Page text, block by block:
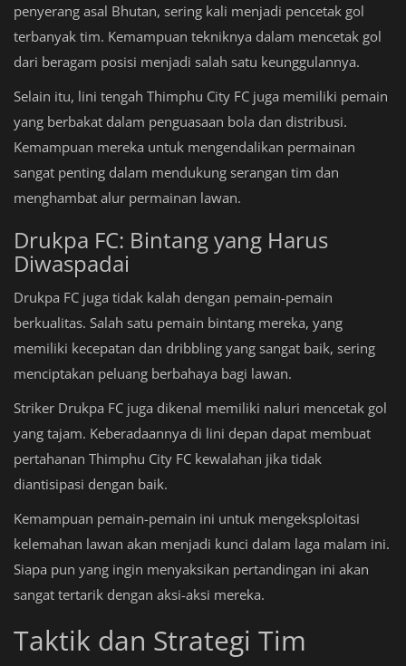
penyerang asal Bhutan, sering kali menjadi pencetak gol
terbanyak tim. Kemampuan tekniknya dalam mencetak gol
dari beragam posisi menjadi salah satu keunggulannya.
Selain itu, lini tengah Thimphu City FC juga memiliki pemain
yang berbakat dalam penguasaan bola dan distribusi.
Kemampuan mereka untuk mengendalikan permainan
sangat penting dalam mendukung serangan tim dan
menghambat alur permainan lawan.
Drukpa FC: Bintang yang Harus
Diwaspadai
Drukpa FC juga tidak kalah dengan pemain-pemain
berkualitas. Salah satu pemain bintang mereka, yang
memiliki kecepatan dan dribbling yang sangat baik, sering
menciptakan peluang berbahaya bagi lawan.
Striker Drukpa FC juga dikenal memiliki naluri mencetak gol
yang tajam. Keberadaannya di lini depan dapat membuat
pertahanan Thimphu City FC kewalahan jika tidak
diantisipasi dengan baik.
Kemampuan pemain-pemain ini untuk mengeksploitasi
kelemahan lawan akan menjadi kunci dalam laga malam ini.
Siapa pun yang ingin menyaksikan pertandingan ini akan
sangat tertarik dengan aksi-aksi mereka.
Taktik dan Strategi Tim